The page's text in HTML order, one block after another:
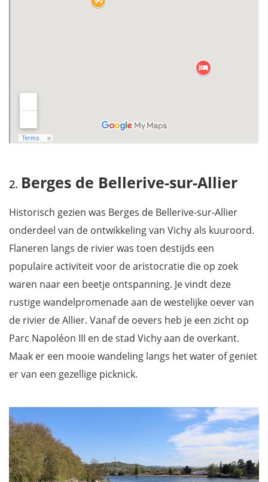
Berges de Bellerive-sur-Allier
Historisch gezien was Berges de Bellerive-sur-Allier
onderdeel van de ontwikkeling van Vichy als kuuroord.
Flaneren langs de rivier was toen destijds een
populaire activiteit voor de aristocratie die op zoek
waren naar een beetje ontspanning. Je vindt deze
rustige wandelpromenade aan de westelijke oever van
de rivier de Allier. Vanaf de oevers heb je een zicht op
Parc Napoléon III en de stad Vichy aan de overkant.
Maak er een mooie wandeling langs het water of geniet
er van een gezellige picknick.